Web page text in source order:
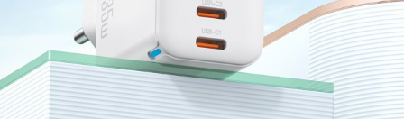
人才招聘
福利待遇
绩效评价
法律咨询
企业管理
工程造价招标
人力资源
解决方案
财政解决方案
教育解决方案
企业解决方案
成功案例
政府单位
教育高校
联系我们
联系我们